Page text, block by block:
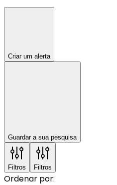
Criar um alerta
Guardar a sua pesquisa
Filtros Filtros
Ordenar por: